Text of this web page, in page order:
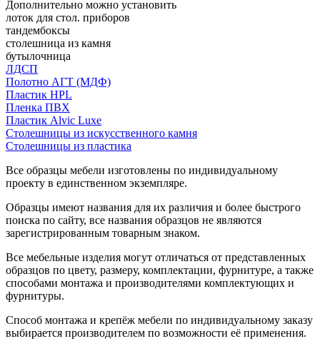
Дополнительно можно установить
лоток для стол. приборов
тандембоксы
столешница из камня
бутылочница
ЛДСП
Полотно АГТ (МДФ)
Пластик HPL
Пленка ПВХ
Пластик Alvic Luxe
Столешницы из искусственного камня
Столешницы из пластика
Все образцы мебели изготовлены по индивидуальному
проекту в единственном экземпляре.
Образцы имеют названия для их различия и более быстрого
поиска по сайту, все названия образцов не являются
зарегистрированным товарным знаком.
Все мебельные изделия могут отличаться от представленных
образцов по цвету, размеру, комплектации, фурнитуре, а также
способами монтажа и производителями комплектующих и
фурнитуры.
Способ монтажа и крепёж мебели по индивидуальному заказу
выбирается производителем по возможности её применения.